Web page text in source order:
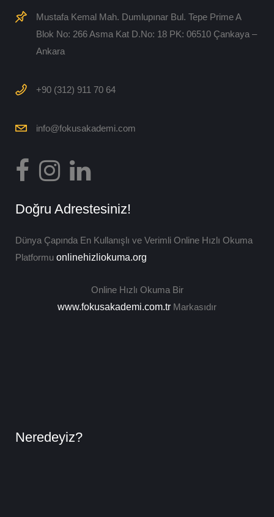
Mustafa Kemal Mah. Dumlupınar Bul. Tepe Prime A
Blok No: 266 Asma Kat D.No: 18 PK: 06510 Çankaya –
Ankara
+90 (312) 911 70 64
info@fokusakademi.com
Doğru Adrestesiniz!
Dünya Çapında En Kullanışlı ve Verimli Online Hızlı Okuma
Platformu onlinehizliokuma.org
Online Hızlı Okuma Bir
www.fokusakademi.com.tr Markasıdır
Neredeyiz?